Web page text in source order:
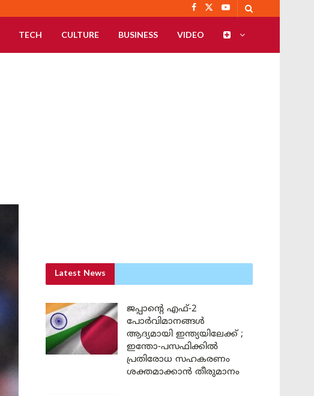
TECH CULTURE BUSINESS VIDEO
Latest News
ജപ്പാന്റെ എഫ്-2
പോർവിമാനങ്ങൾ
ആദ്യമായി ഇന്ത്യയിലേക്ക് ;
ഇന്തോ-പസഫിക്കിൽ
പ്രതിരോധ സഹകരണം
ശക്തമാക്കാൻ തീരുമാനം